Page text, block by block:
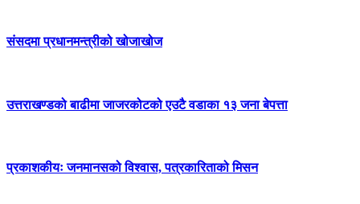
संसदमा प्रधानमन्त्रीको खोजाखोज
उत्तराखण्डको बाढीमा जाजरकोटको एउटै वडाका १३ जना बेपत्ता
प्रकाशकीयः जनमानसको विश्वास, पत्रकारिताको मिसन